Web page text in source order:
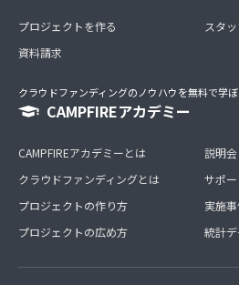
プロジェクトを作る
資料請求
スタ
クラウドファンディングのノウハウを無料で学ぼ
CAMPFIREアカデミー
CAMPFIREアカデミーとは
クラウドファンディングとは
プロジェクトの作り方
プロジェクトの広め方
説明
サポ
実施
統計